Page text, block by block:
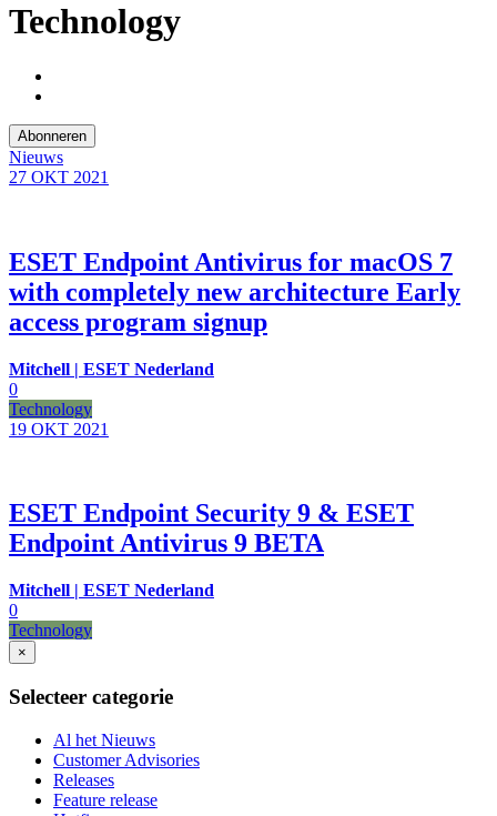
Technology
Abonneren
Nieuws
27 OKT 2021
ESET Endpoint Antivirus for macOS 7
with completely new architecture Early
access program signup
Mitchell | ESET Nederland
0
Technology
19 OKT 2021
ESET Endpoint Security 9 & ESET
Endpoint Antivirus 9 BETA
Mitchell | ESET Nederland
0
Technology
×
Selecteer categorie
Al het Nieuws
Customer Advisories
Releases
Feature release